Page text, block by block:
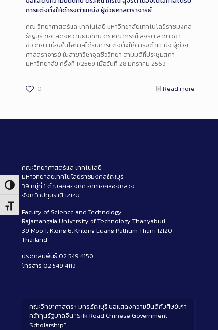
Toggle High Contrast
Toggle Font size
การแต่งตั้งให้ดำรงตำแหน่ง ผู้ช่วยศาสตราจารย์
คณะวิทยาศาสตร์และเทคโนโลยี มหาวิทยาลัยเทคโนโลยีราชมงคล
ธัญบุรี ขอแสดงความยินดีกับ ดร.คณาภรณ์ สุจริต สาขาวิชา
ชีววิทยา เนื่องในโอกาสได้รับการแต่งตั้งให้ดำรงตำแหน่ง ผู้ช่วย
ศาสตราจารย์ ในสาขาวิชาจุลชีววิทยา ตามมติที่ประชุมสภา
มหาวิทยาลัย ครั้งที่ 1/2569 เมื่อวันที่ 28 มกราคม 2569
0 Read more
คณะวิทยาศาสตร์และเทคโนโลยี
มหาวิทยาลัยเทคโนโลยีราชมงคลธัญบุรี
39 หมู่ที่ 1 ตำบลคลองหก อำเภอคลองหลวง
จังหวัดปทุมธานี 12120
Faculty of Science and Technology,
Rajamangala University of Technology Thanyaburi
39 Moo 1, Klong 6, Khlong Luang Pathum Thani 12120
Thailand
ประชาสัมพันธ์ 02 549 4150
โทรสาร 02 549 4119
คณะวิทยาศาสตร์ฯ มทร.ธัญบุรี ขอแสดงความยินดีกับศิษย์เก่า
คว้าทุนรัฐบาลจีน “Silk Road Chinese Government
Scholarship”